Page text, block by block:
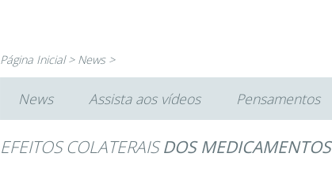
Página Inicial > News >
News Assista aos vídeos Pensamentos
EFEITOS COLATERAIS DOS MEDICAMENTOS